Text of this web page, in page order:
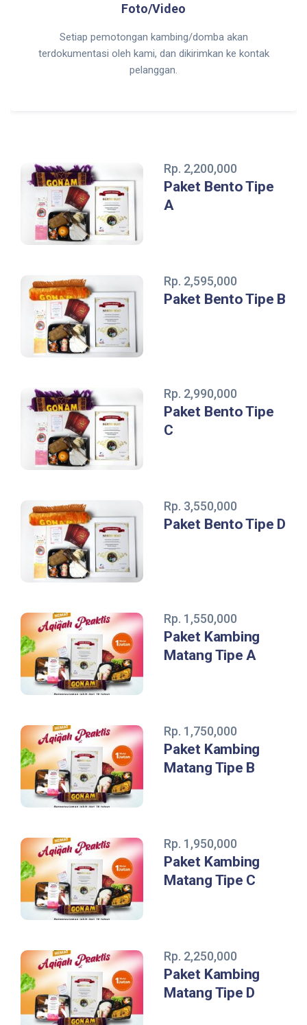
Foto/Video
Setiap pemotongan kambing/domba akan
terdokumentasi oleh kami, dan dikirimkan ke kontak
pelanggan.
Rp. 2,200,000
Paket Bento Tipe
A
Rp. 2,595,000
Paket Bento Tipe B
Rp. 2,990,000
Paket Bento Tipe
C
Rp. 3,550,000
Paket Bento Tipe D
Rp. 1,550,000
Paket Kambing
Matang Tipe A
Rp. 1,750,000
Paket Kambing
Matang Tipe B
Rp. 1,950,000
Paket Kambing
Matang Tipe C
Rp. 2,250,000
Paket Kambing
Matang Tipe D